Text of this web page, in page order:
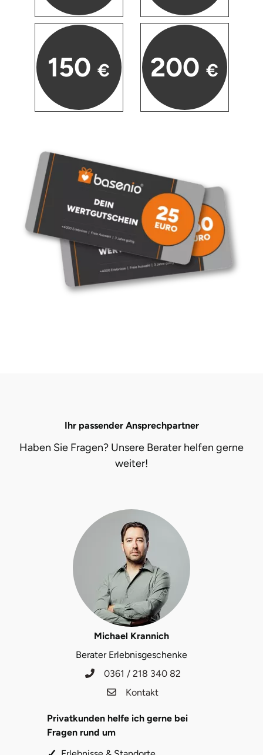
150 € 200 €
Ihr passender Ansprechpartner
Haben Sie Fragen? Unsere Berater helfen gerne
weiter!
Michael Krannich
Berater Erlebnisgeschenke
0361 / 218 340 82
Kontakt
Privatkunden helfe ich gerne bei
Fragen rund um